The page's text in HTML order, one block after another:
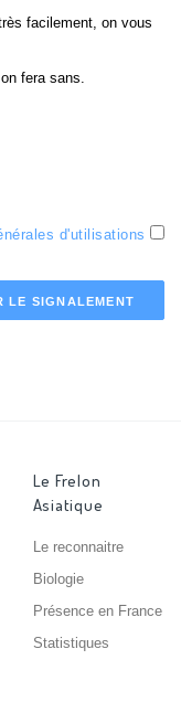
facilement, on vous
fera sans.
d'utilisations
LE SIGNALEMENT
Le Frelon
Asiatique
Le reconnaitre
Biologie
Présence en France
Statistiques